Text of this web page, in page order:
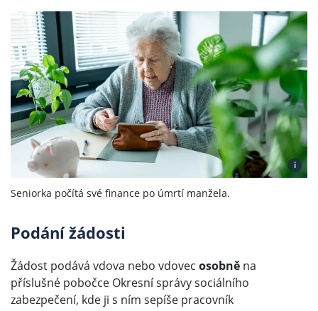
i
Seniorka počítá své finance po úmrtí manžela.
Podání žádosti
Žádost podává vdova nebo vdovec osobně na
příslušné pobočce Okresní správy sociálního
zabezpečení, kde ji s ním sepíše pracovník